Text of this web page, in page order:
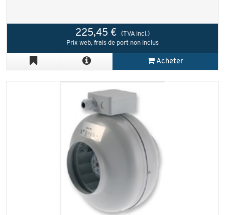
225,45 €
(TVA incl.)
Prix web, frais de port non inclus
Acheter